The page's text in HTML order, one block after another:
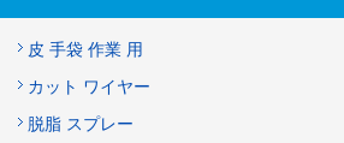
皮 手袋 作業 用
カット ワイヤー
脱脂 スプレー